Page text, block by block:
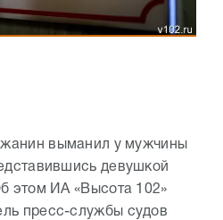
выманил у мужчины
девушкой
этом ИА «Высота 102»
пресс-службы судов